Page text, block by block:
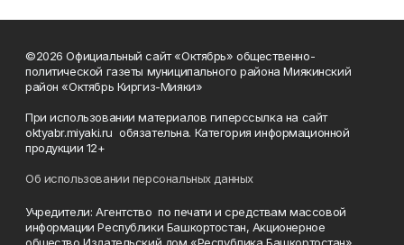
©2026 Официальный сайт «Октябрь» общественно-
политической газеты муниципального района Миякинский
район «Октябрь Киргиз-Мияки»
При использовании материалов гиперссылка на сайт
oktyabr.miyaki.ru обязательна. Категория информационной
продукции 12+
Об использовании персональных данных
Учредители: Агентство по печати и средствам массовой
информации Республики Башкортостан, Акционерное